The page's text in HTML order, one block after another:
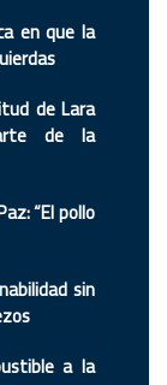
en que la
de Lara
de la
“El pollo
sin
a la